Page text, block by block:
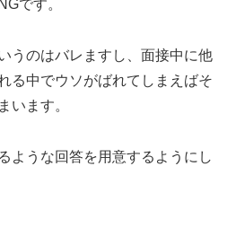
です。
うのはバレますし、面接中に他
る中でウソがばれてしまえばそ
います。
ような回答を用意するようにし